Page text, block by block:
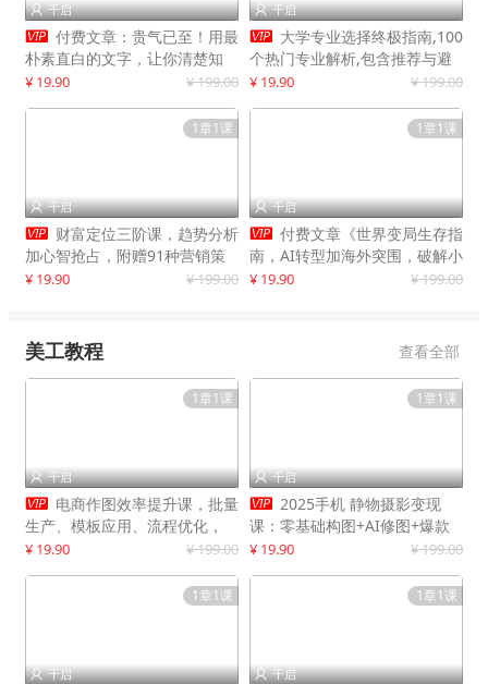
 千启
 付费文章：贵气已至！用最
朴素直白的文字，让你清楚知
道，该如何接住这一次时代的泼
¥ 19.90 ¥ 199.00
 千启
 大学专业选择终极指南,100
个热门专业解析,包含推荐与避
雷实用建议
¥ 19.90 ¥ 199.00
1章1课
 千启
 财富定位三阶课，趋势分析
加心智抢占，附赠91种营销策
略模型
¥ 19.90 ¥ 199.00
1章1课
 千启
 付费文章《世界变局生存指
南，AI转型加海外突围，破解小
城市生存陷阱》
¥ 19.90 ¥ 199.00
美工教程 查看全部
1章1课
 千启
 电商作图效率提升课，批量
生产、模板应用、流程优化，
20+细分品类实操案例，月赚3
¥ 19.90 ¥ 199.00
1章1课
 千启
 2025手机 静物摄影变现
课：零基础构图+AI修图+爆款
创作
¥ 19.90 ¥ 199.00
1章1课
 千启
1章1课
 千启